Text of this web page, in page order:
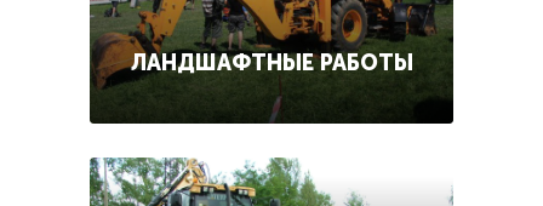
ЛАНДШАФТНЫЕ РАБОТЫ